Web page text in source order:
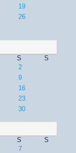
19
26
S
S
2
9
16
23
30
S
S
7